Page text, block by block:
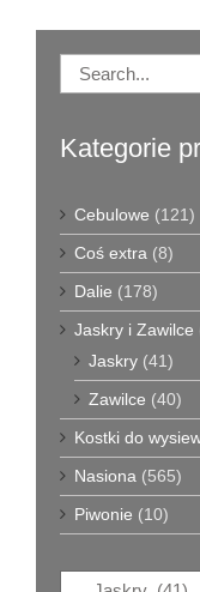
Kategorie
Cebulowe (121)
Coś extra (8)
Dalie (178)
Jaskry i Zawilce
Jaskry (41)
Zawilce (40)
Kostki do
Nasiona (565)
Piwonie (10)